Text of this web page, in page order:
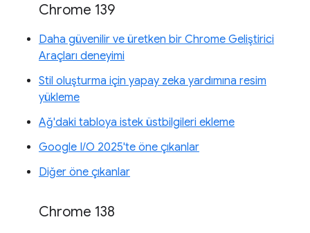
Chrome 139
Daha güvenilir ve üretken bir Chrome Geliştirici
Araçları deneyimi
Stil oluşturma için yapay zeka yardımına resim
yükleme
Ağ'daki tabloya istek üstbilgileri ekleme
Google I/O 2025'te öne çıkanlar
Diğer öne çıkanlar
Chrome 138